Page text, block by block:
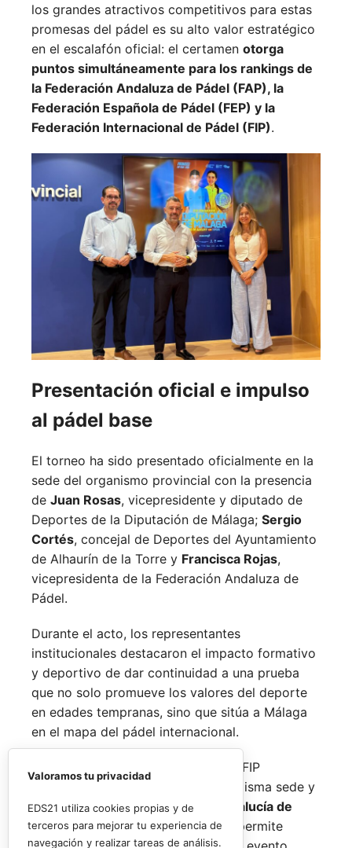
los grandes atractivos competitivos para estas
promesas del pádel es su alto valor estratégico
en el escalafón oficial: el certamen otorga
puntos simultáneamente para los rankings de
la Federación Andaluza de Pádel (FAP), la
Federación Española de Pádel (FEP) y la
Federación Internacional de Pádel (FIP).
Presentación oficial e impulso
al pádel base
El torneo ha sido presentado oficialmente en la
sede del organismo provincial con la presencia
de Juan Rosas, vicepresidente y diputado de
Deportes de la Diputación de Málaga; Sergio
Cortés, concejal de Deportes del Ayuntamiento
de Alhaurín de la Torre y Francisca Rojas,
vicepresidenta de la Federación Andaluza de
Pádel.
Durante el acto, los representantes
institucionales destacaron el impacto formativo
y deportivo de dar continuidad a una prueba
que no solo promueve los valores del deporte
en edades tempranas, sino que sitúa a Málaga
en el mapa del pádel internacional.
De forma paralela al desarrollo del FIP
Promises, la FAP organizará en la misma sede y
fechas losInternacionales de Andalucía de
Menores 2026. Esta cita paralela permite
Valoramos tu privacidad
EDS21 utiliza cookies propias y de
terceros para mejorar tu experiencia de
navegación y realizar tareas de análisis.